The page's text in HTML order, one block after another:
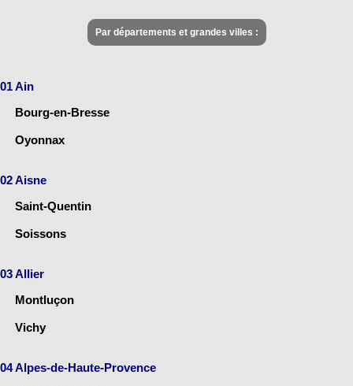
Par départements et grandes villes :
01 Ain
Bourg-en-Bresse
Oyonnax
02 Aisne
Saint-Quentin
Soissons
03 Allier
Montluçon
Vichy
04 Alpes-de-Haute-Provence